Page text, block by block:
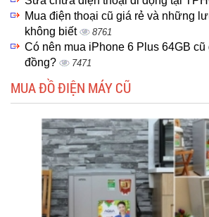
Mua điện thoại cũ giá rẻ và những
không biết
8761
Có nên mua iPhone 6 Plus 64GB cũ
đồng?
7471
MUA ĐỒ ĐIỆN MÁY CŨ